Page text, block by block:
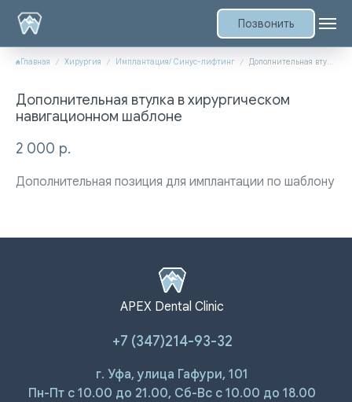
Позвонить
Главная Хирургия Имплантация/ Синус-лифтинг Дополнительная втулка в хирургическом навигационном шаблоне
Дополнительная втулка в хирургическом
навигационном шаблоне
2 000 р.
Дополнительная позиция для имплантации по шаблону
APEX Dental Clinic
+7 (347)214-93-32
г. Уфа, улица Гафури, 101
Пн-Пт с 10.00 до 21.00, Сб-Вс с 10.00 до 18.00
Ответы на
УСЛУГИ
Лечение зубов